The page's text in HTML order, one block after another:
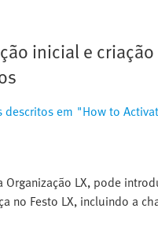
inicial e
descritos em "How to
Organização LX, pode
no Festo LX, incluindo a